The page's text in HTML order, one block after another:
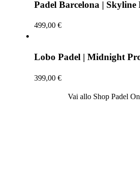
Padel Barcelona | Skyline
499,00 €
Lobo Padel | Midnight
399,00 €
Vai allo Shop Padel